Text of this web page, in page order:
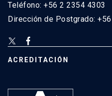
Teléfono: +56 2 2354 4303
Dirección de Postgrado:
ACREDITACIÓN